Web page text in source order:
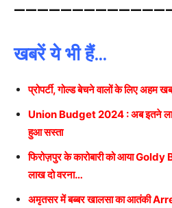
खबरें ये भी हैं…
प्रोपर्टी, गोल्ड बेचने वालों के लिए अहम
Union Budget 2024 : अब इतने
हुआ सस्ता
फिरोज़पुर के कारोबारी को आया
लाख दो वरना…
अमृतसर में बब्बर खालसा का आतंकी